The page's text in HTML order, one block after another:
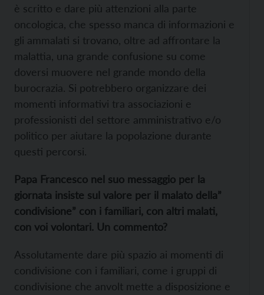
è scritto e dare più attenzioni alla parte
oncologica, che spesso manca di informazioni e
gli ammalati si trovano, oltre ad affrontare la
malattia, una grande confusione su come
doversi muovere nel grande mondo della
burocrazia. Si potrebbero organizzare dei
momenti informativi tra associazioni e
professionisti del settore amministrativo e/o
politico per aiutare la popolazione durante
questi percorsi.
Papa Francesco nel suo messaggio per la
giornata insiste sul valore per il malato della”
condivisione” con i familiari, con altri malati,
con voi volontari. Un commento?
Assolutamente dare più spazio ai momenti di
condivisione con i familiari, come i gruppi di
condivisione che anvolt mette a disposizione e